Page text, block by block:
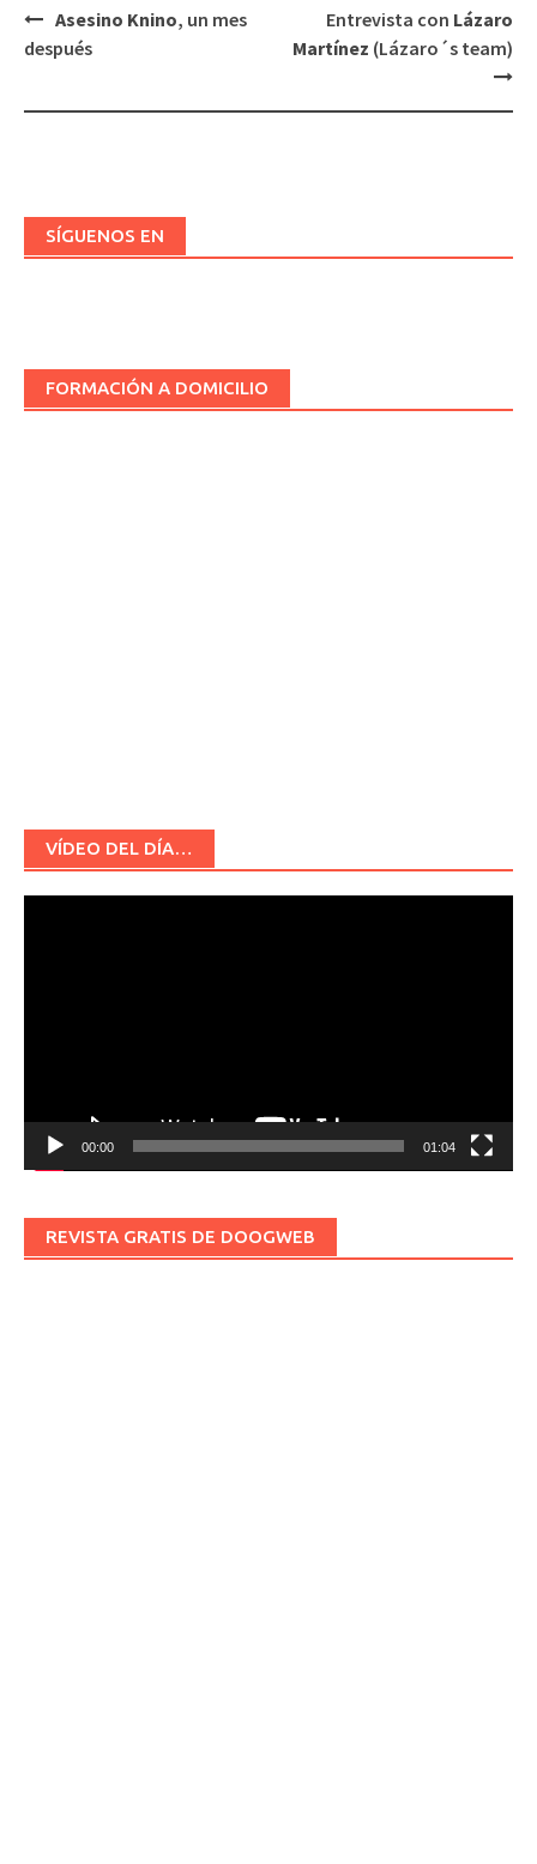
Navegación
de
Asesino Knino, un mes
después
Entrevista con Lázaro
Martínez (Lázaro´s team)
SÍGUENOS EN
FORMACIÓN A DOMICILIO
VÍDEO DEL DÍA…
00:00 01:04
REVISTA GRATIS DE DOOGWEB